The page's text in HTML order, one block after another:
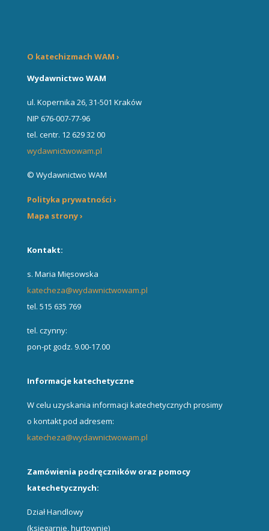
O katechizmach WAM ›
Wydawnictwo WAM
ul. Kopernika 26, 31-501 Kraków
NIP 676-007-77-96
tel. centr. 12 629 32 00
wydawnictwowam.pl
© Wydawnictwo WAM
Polityka prywatności ›
Mapa strony ›
Kontakt:
s. Maria Mięsowska
katecheza@wydawnictwowam.pl
tel. 515 635 769
tel. czynny:
pon-pt godz. 9.00-17.00
Informacje katechetyczne
W celu uzyskania informacji katechetycznych prosimy
o kontakt pod adresem:
katecheza@wydawnictwowam.pl
Zamówienia podręczników oraz pomocy
katechetycznych:
Dział Handlowy
(księgarnie, hurtownie)